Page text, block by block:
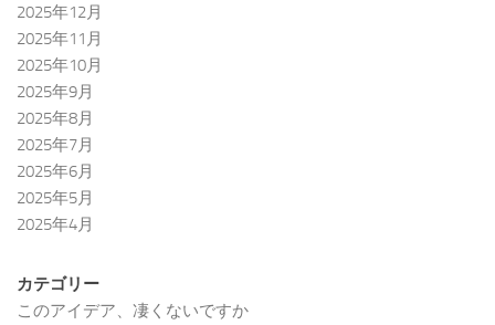
2025年12月
2025年11月
2025年10月
2025年9月
2025年8月
2025年7月
2025年6月
2025年5月
2025年4月
カテゴリー
このアイデア、凄くないですか